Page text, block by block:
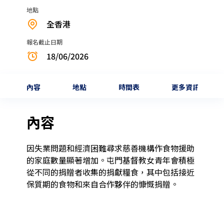
地點
全香港
報名截止日期
18/06/2026
內容 地點 時間表 更多資訊
內容
因失業問題和經濟困難尋求慈善機構作食物援助
的家庭數量顯著增加。屯門基督教女青年會積極
從不同的捐贈者收集的捐獻糧食，其中包括接近
保質期的食物和來自合作夥伴的慷慨捐贈。